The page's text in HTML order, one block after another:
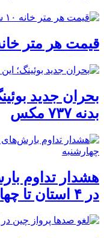
قیمت هر متر خانه ۱۰ ساله در قلب
بحران جدید
بدنه ۷۳۷ مکس
هشدار تداوم
در ۴ استان تا چهارشنبه